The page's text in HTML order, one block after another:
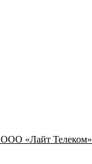
ООО «Лайт Телеком»